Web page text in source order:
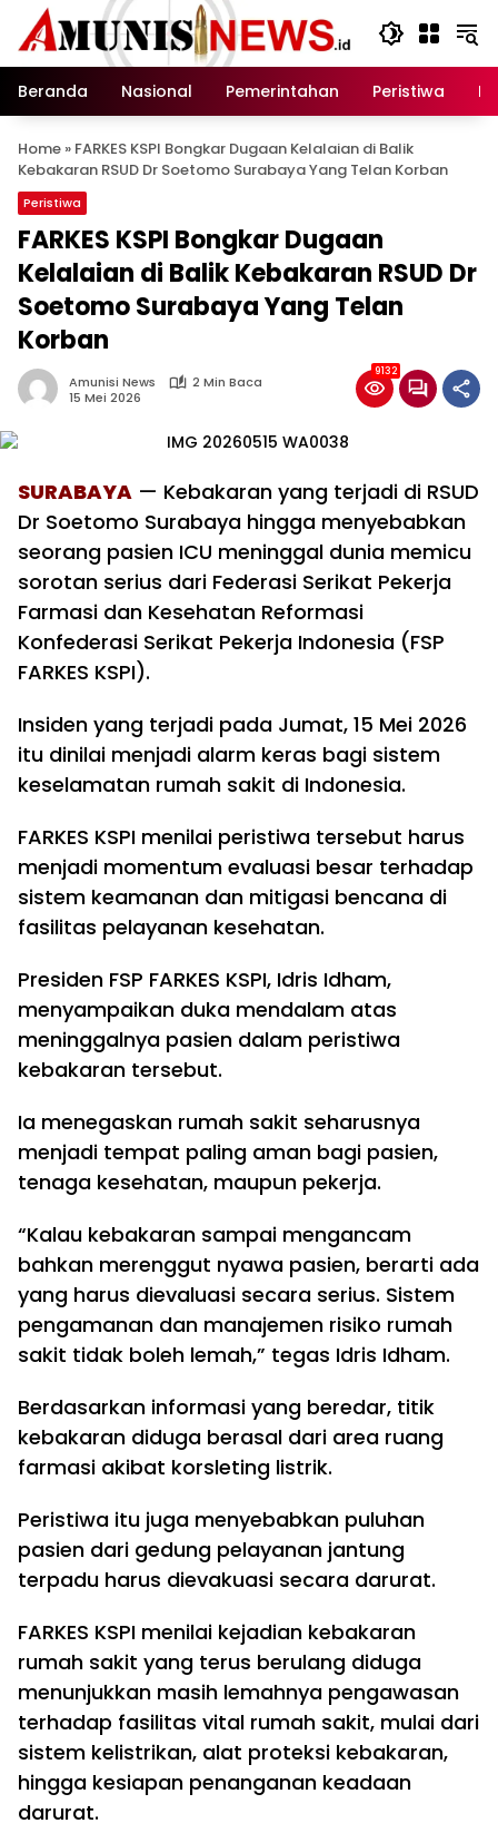
Langsung
konten
Beranda
Nasional Pemerintahan Peristiwa
Home » FARKES KSPI Bongkar Dugaan Kelalaian di Balik
Kebakaran RSUD Dr Soetomo Surabaya Yang Telan Korban
Peristiwa
FARKES KSPI Bongkar Dugaan
Kelalaian di Balik Kebakaran RSUD Dr
Soetomo Surabaya Yang Telan
Korban
Amunisi News
2 Min Baca
15 Mei 2026
9132
SURABAYA — Kebakaran yang terjadi di RSUD
Dr Soetomo Surabaya hingga menyebabkan
seorang pasien ICU meninggal dunia memicu
sorotan serius dari Federasi Serikat Pekerja
Farmasi dan Kesehatan Reformasi
Konfederasi Serikat Pekerja Indonesia (FSP
FARKES KSPI).
Insiden yang terjadi pada Jumat, 15 Mei 2026
itu dinilai menjadi alarm keras bagi sistem
keselamatan rumah sakit di Indonesia.
FARKES KSPI menilai peristiwa tersebut harus
menjadi momentum evaluasi besar terhadap
sistem keamanan dan mitigasi bencana di
fasilitas pelayanan kesehatan.
Presiden FSP FARKES KSPI, Idris Idham,
menyampaikan duka mendalam atas
meninggalnya pasien dalam peristiwa
kebakaran tersebut.
Ia menegaskan rumah sakit seharusnya
menjadi tempat paling aman bagi pasien,
tenaga kesehatan, maupun pekerja.
“Kalau kebakaran sampai mengancam
bahkan merenggut nyawa pasien, berarti ada
yang harus dievaluasi secara serius. Sistem
pengamanan dan manajemen risiko rumah
sakit tidak boleh lemah,” tegas Idris Idham.
Berdasarkan informasi yang beredar, titik
kebakaran diduga berasal dari area ruang
farmasi akibat korsleting listrik.
Peristiwa itu juga menyebabkan puluhan
pasien dari gedung pelayanan jantung
terpadu harus dievakuasi secara darurat.
FARKES KSPI menilai kejadian kebakaran
rumah sakit yang terus berulang diduga
menunjukkan masih lemahnya pengawasan
terhadap fasilitas vital rumah sakit, mulai dari
sistem kelistrikan, alat proteksi kebakaran,
hingga kesiapan penanganan keadaan
darurat.